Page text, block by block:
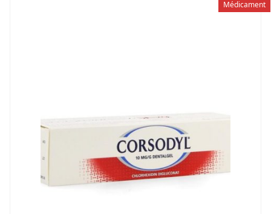
Médicament